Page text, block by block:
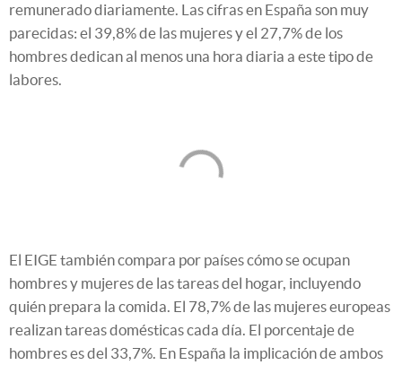
remunerado diariamente. Las cifras en España son muy
parecidas: el 39,8% de las mujeres y el 27,7% de los
hombres dedican al menos una hora diaria a este tipo de
labores.
El EIGE también compara por países cómo se ocupan
hombres y mujeres de las tareas del hogar, incluyendo
quién prepara la comida. El 78,7% de las mujeres europeas
realizan tareas domésticas cada día. El porcentaje de
hombres es del 33,7%. En España la implicación de ambos